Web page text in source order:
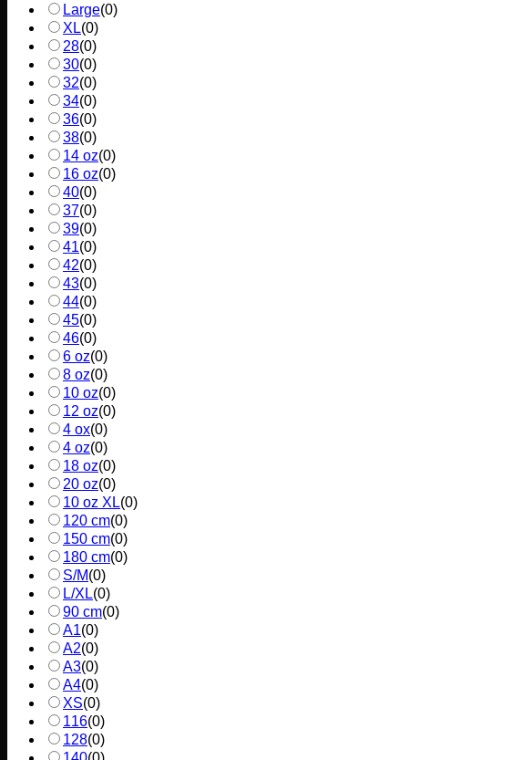
Large(0)
XL(0)
28(0)
30(0)
32(0)
34(0)
36(0)
38(0)
14 oz(0)
16 oz(0)
40(0)
37(0)
39(0)
41(0)
42(0)
43(0)
44(0)
45(0)
46(0)
6 oz(0)
8 oz(0)
10 oz(0)
12 oz(0)
4 ox(0)
4 oz(0)
18 oz(0)
20 oz(0)
10 oz XL(0)
120 cm(0)
150 cm(0)
180 cm(0)
S/M(0)
L/XL(0)
90 cm(0)
A1(0)
A2(0)
A3(0)
A4(0)
XS(0)
116(0)
128(0)